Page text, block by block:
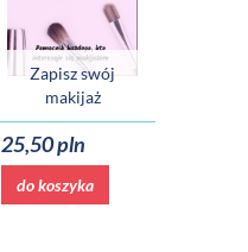
Zapisz swój
makijaż
25,50 pln
do koszyka